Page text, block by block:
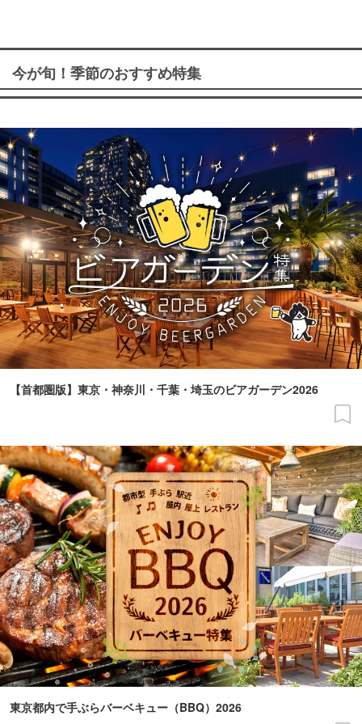
今が旬！季節のおすすめ特集
【首都圏版】東京・神奈川・千葉・埼玉のビアガーデン2026
東京都内で手ぶらバーベキュー（BBQ）2026